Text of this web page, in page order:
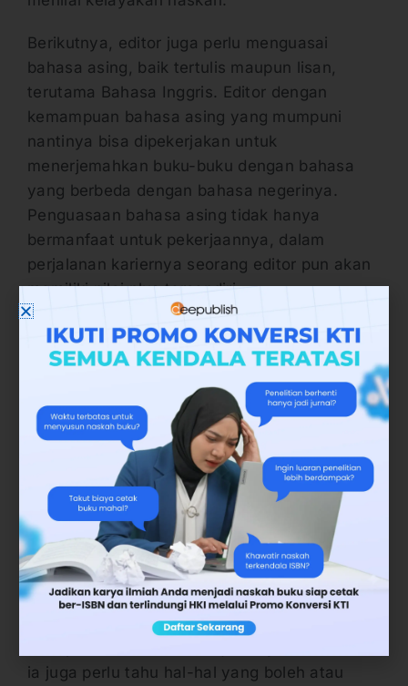
Berikutnya, editor juga perlu menguasai
bahasa asing, baik tertulis maupun lisan,
terutama Bahasa Inggris. Editor dengan
kemampuan bahasa asing yang mumpuni
nantinya bisa dipekerjakan untuk
menerjemahkan buku-buku dengan bahasa
yang berbeda dengan bahasa negerinya.
Penguasaan bahasa asing tidak hanya
bermanfaat untuk pekerjaannya, dalam
perjalanan kariernya seorang editor pun akan
memiliki nilai plus tersendiri.
Hal yang agak khusus dan wajib dimiliki editor
adalah pemahaman tentang kode etik editing
naskah dan gaya penulisan seseorang. Ketika
bekerja di sebuah penerbit buku, seorang
editor harus tahu berbagai hal yang
ia juga perlu tahu hal-hal yang boleh atau